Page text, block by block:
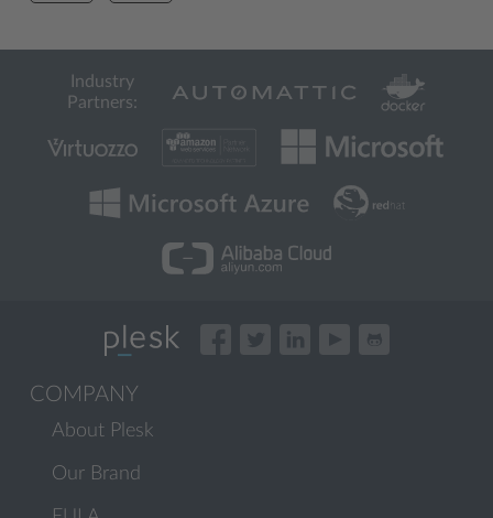
Industry
Partners:
COMPANY
About Plesk
Our Brand